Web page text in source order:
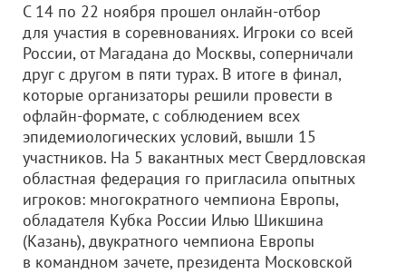
С 14 по 22 ноября прошел онлайн-отбор
для участия в соревнованиях. Игроки со всей
России, от Магадана до Москвы, соперничали
друг с другом в пяти турах. В итоге в финал,
которые организаторы решили провести в
офлайн-формате, с соблюдением всех
эпидемиологических условий, вышли 15
участников. На 5 вакантных мест Свердловская
областная федерация го пригласила опытных
игроков: многократного чемпиона Европы,
обладателя Кубка России Илью Шикшина
(Казань), двукратного чемпиона Европы
в командном зачете, президента Московской